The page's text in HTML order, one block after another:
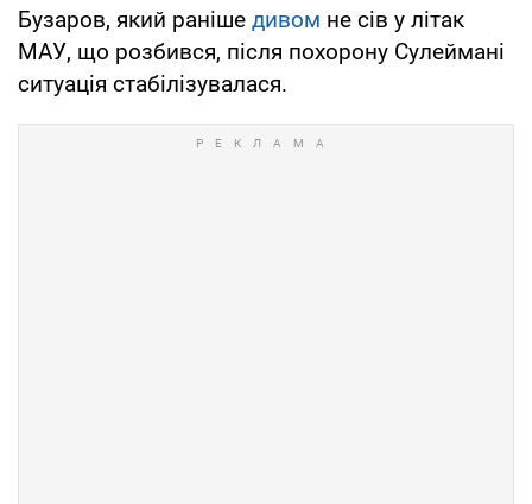
Бузаров, який раніше дивом не сів у літак
МАУ, що розбився, після похорону Сулеймані
ситуація стабілізувалася.